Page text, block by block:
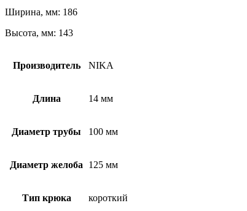
Ширина, мм: 186
Высота, мм: 143
Производитель NIKA
Длина 14 мм
Диаметр трубы 100 мм
Диаметр желоба 125 мм
Тип крюка короткий